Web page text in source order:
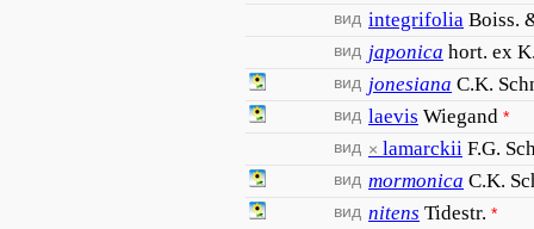
вид integrifolia Boiss.
вид japonica hort. ex
вид jonesiana C.K.
вид laevis Wiegand *
вид × lamarckii F.G.
вид mormonica C.K.
вид nitens Tidestr. *